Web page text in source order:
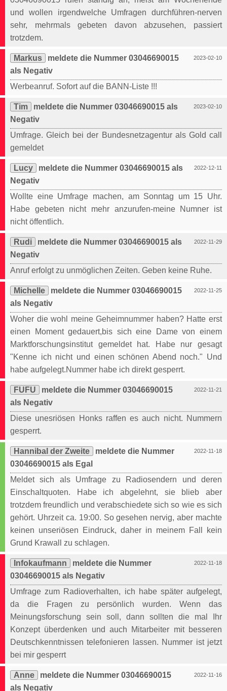
und wollen irgendwelche Umfragen durchführen-nerven
sehr, mehrmals gebeten davon abzusehen, passiert
trotzdem.
2023-02-10
Markus
meldete die Nummer 03046690015
als Negativ
Werbeanruf. Sofort auf die BANN-Liste !!!
2023-02-10
Tim
meldete die Nummer 03046690015 als
Negativ
Umfrage. Gleich bei der Bundesnetzagentur als Gold call
gemeldet
2022-12-11
Lucy
meldete die Nummer 03046690015 als
Negativ
Wollte eine Umfrage machen, am Sonntag um 15 Uhr.
Habe gebeten nicht mehr anzurufen-meine Numner ist
nicht öffentlich.
2022-11-29
Rudi
meldete die Nummer 03046690015 als
Negativ
Anruf erfolgt zu unmöglichen Zeiten. Geben keine Ruhe.
2022-11-25
Michelle
meldete die Nummer 03046690015
als Negativ
Woher die wohl meine Geheimnummer haben? Hatte erst
einen Moment gedauert,bis sich eine Dame von einem
Marktforschungsinstitut gemeldet hat. Habe nur gesagt
"Kenne ich nicht und einen schönen Abend noch." Und
habe aufgelegt.Nummer habe ich direkt gesperrt.
2022-11-21
FUFU
meldete die Nummer 03046690015
als Negativ
Diese unesriösen Honks raffen es auch nicht. Nummern
gesperrt.
2022-11-18
Hannibal der Zweite
meldete die Nummer
03046690015 als Egal
Meldet sich als Umfrage zu Radiosendern und deren
Einschaltquoten. Habe ich abgelehnt, sie blieb aber
trotzdem freundlich und verabschiedete sich so wie es sich
gehört. Uhrzeit ca. 19:00. So gesehen nervig, aber machte
keinen unseriösen Eindruck, daher in meinem Fall kein
Grund Krawall zu schlagen.
2022-11-18
Infokaufmann
meldete die Nummer
03046690015 als Negativ
Umfrage zum Radioverhalten, ich habe später aufgelegt,
da die Fragen zu persönlich wurden. Wenn das
Meinungsforschung sein soll, dann sollten die mal Ihr
Konzept überdenken und auch Mitarbeiter mit besseren
Deutschkenntnissen telefonieren lassen. Nummer ist jetzt
bei mir gesperrt
2022-11-16
Anne
meldete die Nummer 03046690015
als Negativ